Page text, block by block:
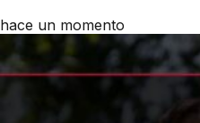
hace un momento